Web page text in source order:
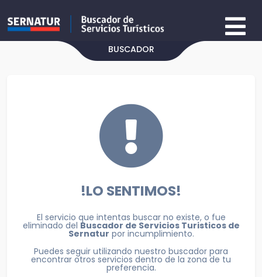
BUSCADOR
!LO SENTIMOS!
El servicio que intentas buscar no existe, o fue
eliminado del Buscador de Servicios Turisticos de
Sernatur por incumplimiento.
Puedes seguir utilizando nuestro buscador para
encontrar otros servicios dentro de la zona de tu
preferencia.